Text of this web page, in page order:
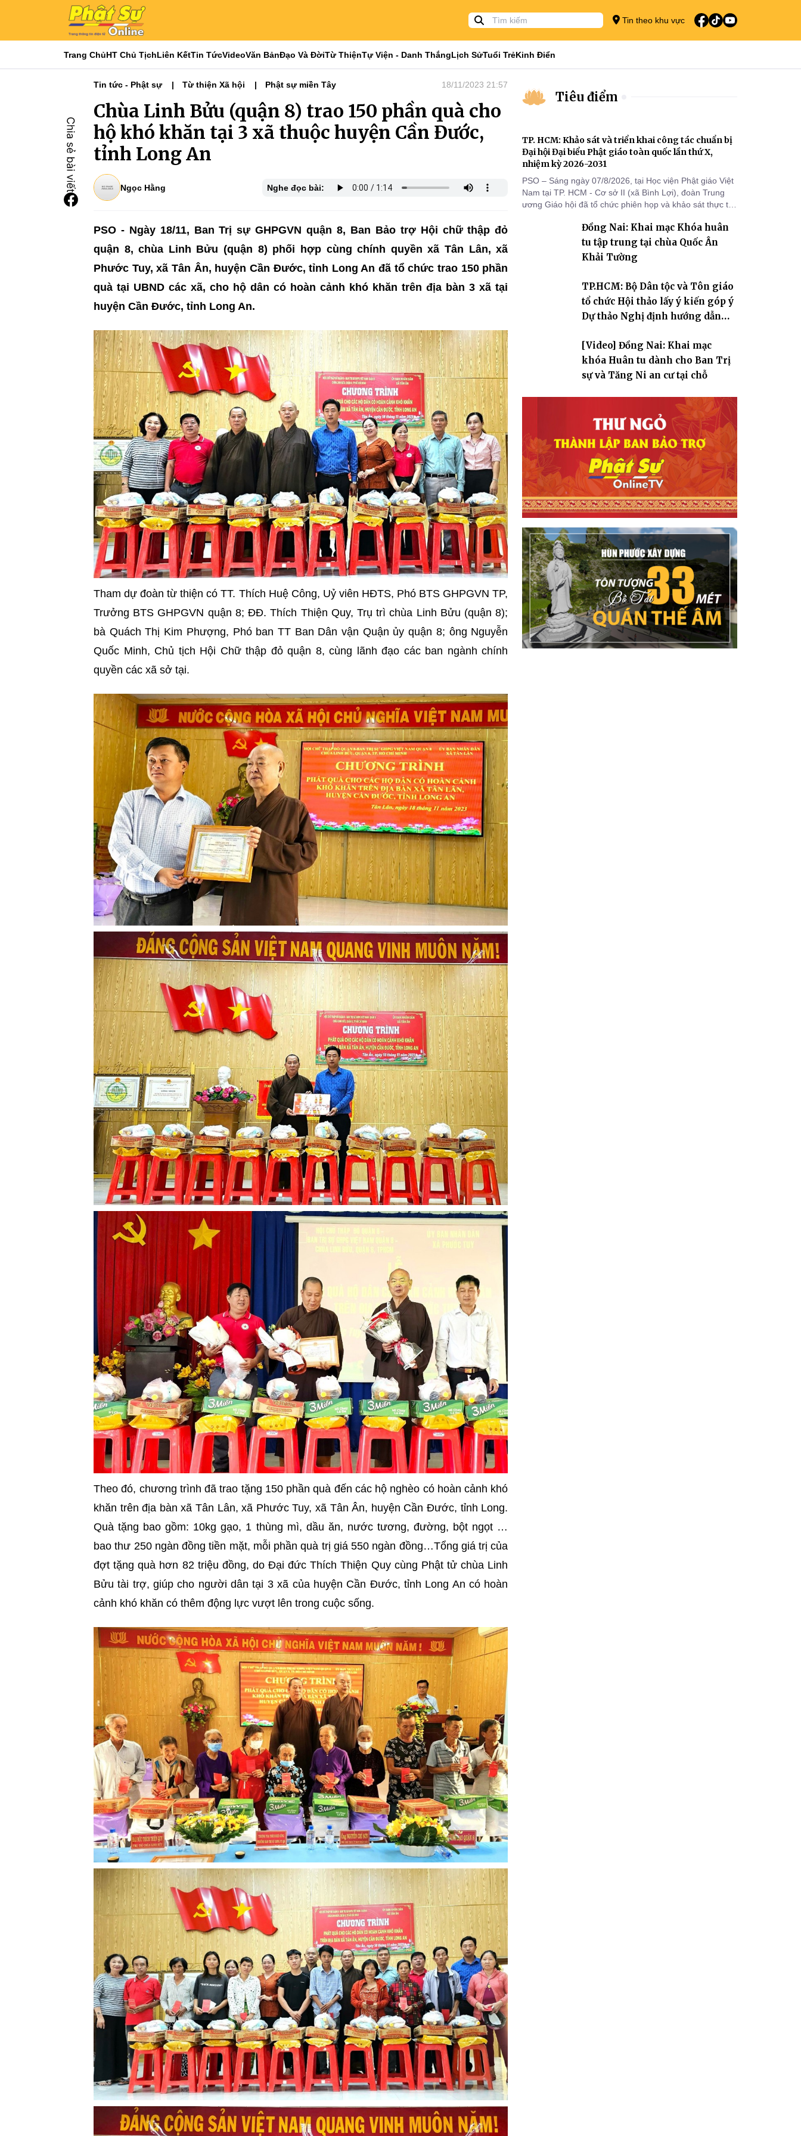
Tin theo khu vực
Trang ChủHT Chủ TịchLiên KếtTin TứcVideoVăn BảnĐạo Và ĐờiTừ ThiệnTự Viện - Danh ThắngLịch SửTuổi TrẻKinh Điển
Tin tức - Phật sự Từ thiện Xã hội Phật sự miền Tây 18/11/2023 21:57
Chùa Linh Bửu (quận 8) trao 150 phần quà cho
hộ khó khăn tại 3 xã thuộc huyện Cần Đước,
tỉnh Long An
Ngọc Hằng Nghe đọc bài:
PSO - Ngày 18/11, Ban Trị sự GHPGVN quận 8, Ban Bảo trợ Hội chữ thập đỏ
quận 8, chùa Linh Bửu (quận 8) phối hợp cùng chính quyền xã Tân Lân, xã
Phước Tuy, xã Tân Ân, huyện Cần Đước, tỉnh Long An đã tổ chức trao 150 phần
quà tại UBND các xã, cho hộ dân có hoàn cảnh khó khăn trên địa bàn 3 xã tại
huyện Cần Đước, tỉnh Long An.
Tham dự đoàn từ thiện có TT. Thích Huệ Công, Uỷ viên HĐTS, Phó BTS GHPGVN TP,
Trưởng BTS GHPGVN quận 8; ĐĐ. Thích Thiện Quy, Trụ trì chùa Linh Bửu (quận 8);
bà Quách Thị Kim Phượng, Phó ban TT Ban Dân vận Quận ủyquận 8; ông Nguyễn
Quốc Minh, Chủ tịch Hội Chữ thập đỏquận 8, cùng lãnh đạo các ban ngành chính
quyền các xã sở tại.
Theo đó, chương trình đã trao tặng 150 phần quà đến các hộ nghèo có hoàn cảnh khó
khăn trên địa bàn xã Tân Lân, xã Phước Tuy, xã Tân Ân, huyện Cần Đước, tỉnh Long.
Quà tặng bao gồm: 10kg gạo, 1 thùng mì, dầu ăn, nước tương, đường, bột ngọt …
bao thư 250 ngàn đồng tiền mặt, mỗi phần quà trị giá 550 ngàn đồng…Tổng giá trị của
đợt tặng quà hơn 82 triệu đồng, do Đại đức Thích Thiện Quy cùng Phật tử chùa Linh
Bửu tài trợ, giúp cho người dân tại 3 xã của huyện Cần Đước, tỉnh Long An có hoàn
cảnh khó khăn có thêm động lực vượt lên trong cuộc sống.
Tiêu điểm
TP. HCM: Khảo sát và triển khai công tác chuẩn bị
Đại hội Đại biểu Phật giáo toàn quốc lần thứ X,
nhiệm kỳ 2026-2031
PSO – Sáng ngày 07/8/2026, tại Học viện Phật giáo Việt
Nam tại TP. HCM - Cơ sở II (xã Bình Lợi), đoàn Trung
ương Giáo hội đã tổ chức phiên họp và khảo sát thực tế
giáo toàn quốc lần thứ X, nhiệm kỳ 2026-2031.
Đồng Nai: Khai mạc Khóa huân
tu tập trung tại chùa Quốc Ân
Khải Tường
TP.HCM: Bộ Dân tộc và Tôn giáo
tổ chức Hội thảo lấy ý kiến góp ý
Dự thảo Nghị định hướng dẫn
giáo
[Video] Đồng Nai: Khai mạc
khóa Huân tu dành cho Ban Trị
sự và Tăng Ni an cư tại chỗ